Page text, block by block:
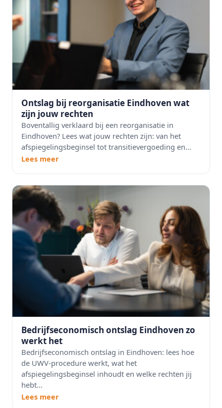
Ontslag bij reorganisatie Eindhoven wat
zijn jouw rechten
Boventallig verklaard bij een reorganisatie in
Eindhoven? Lees wat jouw rechten zijn: van het
afspiegelingsbeginsel tot transitievergoeding en...
Lees meer
Bedrijfseconomisch ontslag Eindhoven zo
werkt het
Bedrijfseconomisch ontslag in Eindhoven: lees hoe
de UWV-procedure werkt, wat het
afspiegelingsbeginsel inhoudt en welke rechten jij
hebt...
Lees meer